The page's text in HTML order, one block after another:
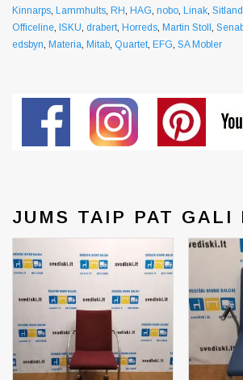
Kinnarps, Lammhults, RH, HAG, nobo, Linak, Sitland
Officeline, ISKU, drabert, Horreds, Martin Stoll,
edsbyn, Materia, Mitab, Quartet, EFG, SA Mobler
JUMS TAIP PAT